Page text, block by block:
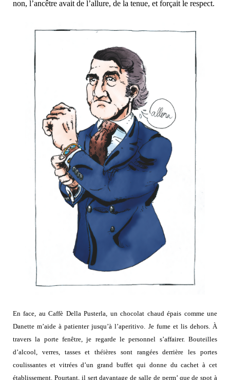
non, l’ancêtre avait de l’allure, de la tenue, et forçait le respect.
En face, au Caffè Della Pusterla, un chocolat chaud épais comme une
Danette m’aide à patienter jusqu’à l’aperitivo. Je fume et lis dehors. À
travers la porte fenêtre, je regarde le personnel s’affairer. Bouteilles
d’alcool, verres, tasses et théières sont rangées derrière les portes
coulissantes et vitrées d’un grand buffet qui donne du cachet à cet
établissement. Pourtant, il sert davantage de salle de perm’ que de spot à